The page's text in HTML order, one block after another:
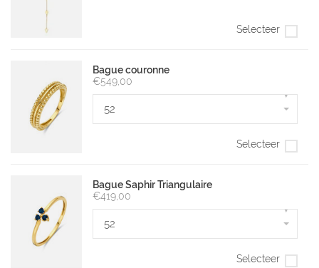
Selecteer
Bague couronne
€549,00
52
▾
Selecteer
Bague Saphir Triangulaire
€419,00
52
▾
Selecteer